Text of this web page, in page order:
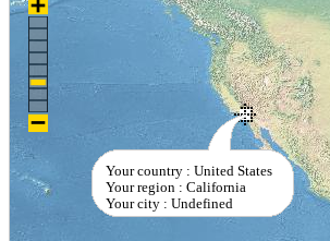
Your country : United States
Your region : California
Your city : Undefined